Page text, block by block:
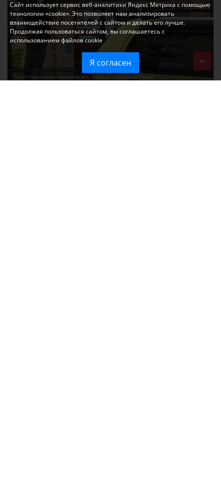
Ozon перестал принимать новые заказы в Крым
Сайт использует сервис веб-аналитики Яндекс Метрика с помощью
технологии «cookie». Это позволяет нам анализировать
взаимодействие посетителей с сайтом и делать его лучше.
Продолжая пользоваться сайтом, вы соглашаетесь с
использованием файлов cookie
Я согласен